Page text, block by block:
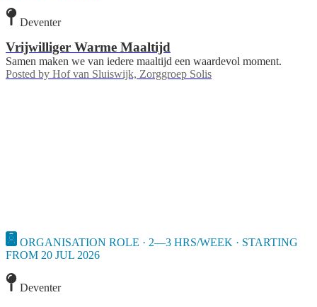
Deventer
Vrijwilliger Warme Maaltijd
Samen maken we van iedere maaltijd een waardevol moment.
Posted by Hof van Sluiswijk, Zorggroep Solis
ORGANISATION ROLE · 2—3 HRS/WEEK · STARTING
FROM 20 JUL 2026
Deventer